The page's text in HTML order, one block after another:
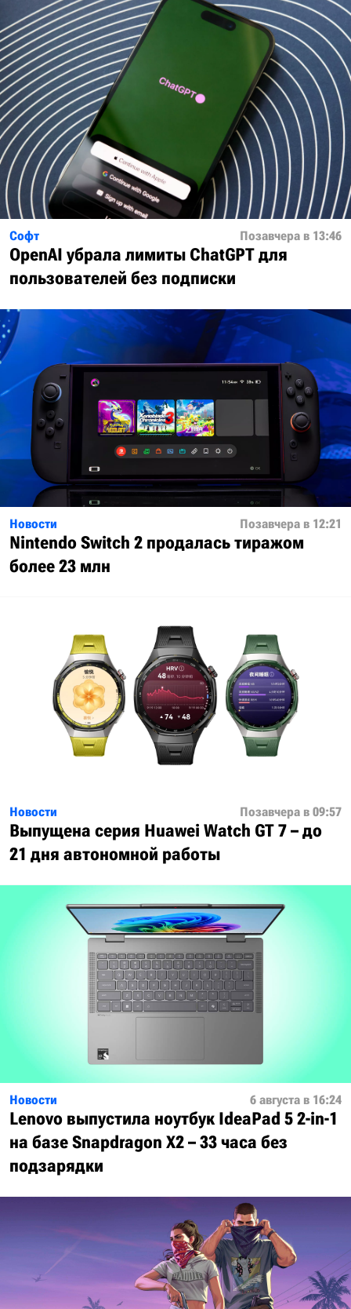
Софт Позавчера в 13:46
OpenAI убрала лимиты ChatGPT для
пользователей без подписки
Новости Позавчера в 12:21
Nintendo Switch 2 продалась тиражом
более 23 млн
Новости Позавчера в 09:57
Выпущена серия Huawei Watch GT 7 – до
21 дня автономной работы
Новости 6 августа в 16:24
Lenovo выпустила ноутбук IdeaPad 5 2-in-1
на базе Snapdragon X2 – 33 часа без
подзарядки